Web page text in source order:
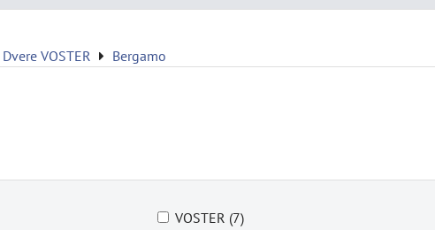
Dvere VOSTER Bergamo
VOSTER (7)